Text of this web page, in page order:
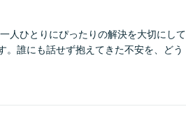
人ひとりにぴったりの解決を大切にして
誰にも話せず抱えてきた不安を、どう